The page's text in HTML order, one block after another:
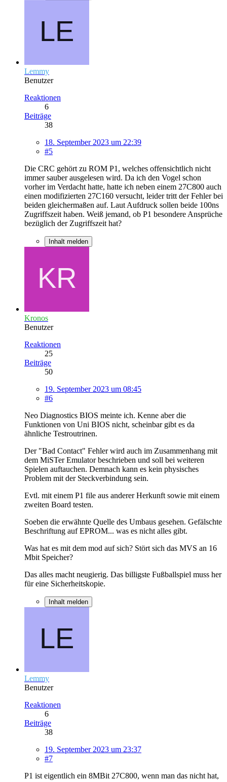
Lemmy
Benutzer
Reaktionen
6
Beiträge
38
18. September 2023 um 22:39
#5
Die CRC gehört zu ROM P1, welches offensichtlich nicht
immer sauber ausgelesen wird. Da ich den Vogel schon
vorher im Verdacht hatte, hatte ich neben einem 27C800 auch
einen modifizierten 27C160 versucht, leider tritt der Fehler bei
beiden gleichermaßen auf. Laut Aufdruck sollen beide 100ns
Zugriffszeit haben. Weiß jemand, ob P1 besondere Ansprüche
bezüglich der Zugriffszeit hat?
Inhalt melden
Kronos
Benutzer
Reaktionen
25
Beiträge
50
19. September 2023 um 08:45
#6
Neo Diagnostics BIOS meinte ich. Kenne aber die
Funktionen von Uni BIOS nicht, scheinbar gibt es da
ähnliche Testroutrinen.
Der "Bad Contact" Fehler wird auch im Zusammenhang mit
dem MiSTer Emulator beschrieben und soll bei weiteren
Spielen auftauchen. Demnach kann es kein physisches
Problem mit der Steckverbindung sein.
Evtl. mit einem P1 file aus anderer Herkunft sowie mit einem
zweiten Board testen.
Soeben die erwähnte Quelle des Umbaus gesehen. Gefälschte
Beschriftung auf EPROM... was es nicht alles gibt.
Was hat es mit dem mod auf sich? Stört sich das MVS an 16
Mbit Speicher?
Das alles macht neugierig. Das billigste Fußballspiel muss her
für eine Sicherheitskopie.
Inhalt melden
Lemmy
Benutzer
Reaktionen
6
Beiträge
38
19. September 2023 um 23:37
#7
P1 ist eigentlich ein 8MBit 27C800, wenn man das nicht hat,